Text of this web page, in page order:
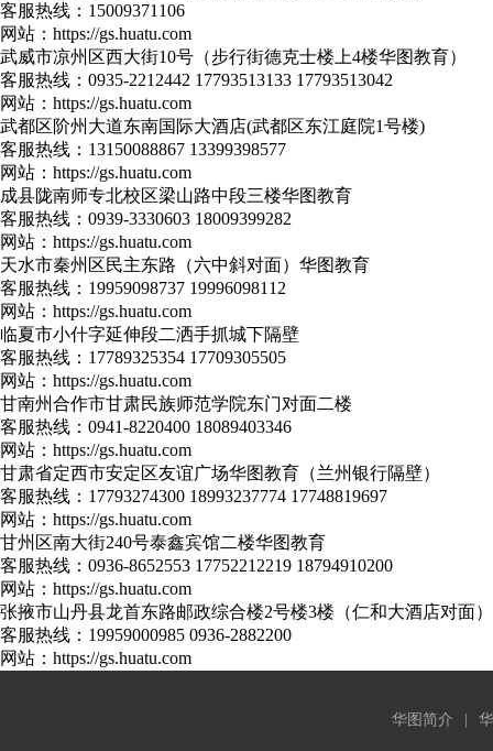
客服热线： 15009371106
网站： https://gs.huatu.com
武威市凉州区西大街10号（步行街德克士楼上4楼华图教育）
客服热线： 0935-2212442 17793513133 17793513042
网站： https://gs.huatu.com
武都区阶州大道东南国际大酒店(武都区东江庭院1号楼)
客服热线： 13150088867 13399398577
网站： https://gs.huatu.com
成县陇南师专北校区梁山路中段三楼华图教育
客服热线： 0939-3330603 18009399282
网站： https://gs.huatu.com
天水市秦州区民主东路（六中斜对面）华图教育
客服热线： 19959098737 19996098112
网站： https://gs.huatu.com
临夏市小什字延伸段二洒手抓城下隔壁
客服热线： 17789325354 17709305505
网站： https://gs.huatu.com
甘南州合作市甘肃民族师范学院东门对面二楼
客服热线： 0941-8220400 18089403346
网站： https://gs.huatu.com
甘肃省定西市安定区友谊广场华图教育（兰州银行隔壁）
客服热线： 17793274300 18993237774 17748819697
网站： https://gs.huatu.com
甘州区南大街240号泰鑫宾馆二楼华图教育
客服热线： 0936-8652553 17752212219 18794910200
网站： https://gs.huatu.com
张掖市山丹县龙首东路邮政综合楼2号楼3楼（仁和大酒店对面）
客服热线： 19959000985 0936-2882200
网站： https://gs.huatu.com
华图简介